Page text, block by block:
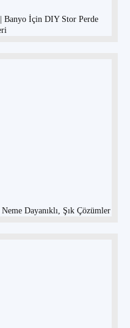
| Banyo İçin DIY Stor Perde
Dayanıklı, Şık Çözümler